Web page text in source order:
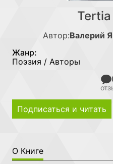
Автор:Валерий
Жанр:
Поэзия / Авторы
Подписаться и читать
О Книге